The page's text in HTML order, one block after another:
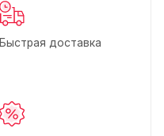
Быстрая доставка